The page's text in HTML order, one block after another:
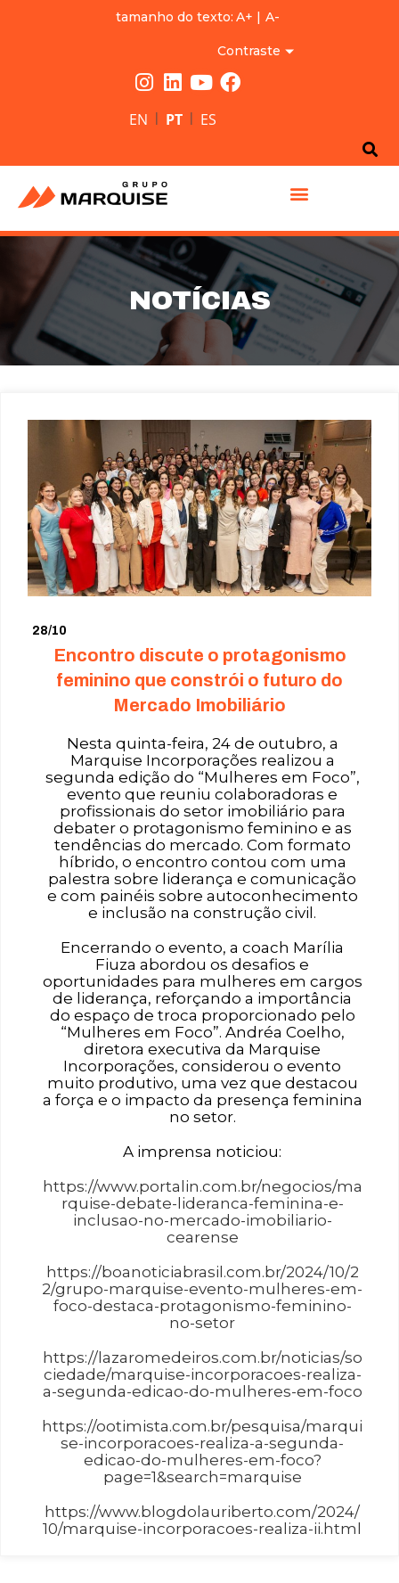
tamanho do texto: A+ | A-
Contraste
EN | PT | ES
NOTÍCIAS
28/10
Encontro discute o protagonismo
feminino que constrói o futuro do
Mercado Imobiliário
Nesta quinta-feira, 24 de outubro, a
Marquise Incorporações realizou a
segunda edição do “Mulheres em Foco”,
evento que reuniu colaboradoras e
profissionais do setor imobiliário para
debater o protagonismo feminino e as
tendências do mercado. Com formato
híbrido, o encontro contou com uma
palestra sobre liderança e comunicação
e com painéis sobre autoconhecimento
e inclusão na construção civil.
Encerrando o evento, a coach Marília
Fiuza abordou os desafios e
oportunidades para mulheres em cargos
de liderança, reforçando a importância
do espaço de troca proporcionado pelo
“Mulheres em Foco”. Andréa Coelho,
diretora executiva da Marquise
Incorporações, considerou o evento
muito produtivo, uma vez que destacou
a força e o impacto da presença feminina
no setor.
A imprensa noticiou:
https://www.portalin.com.br/negocios/ma
rquise-debate-lideranca-feminina-e-
inclusao-no-mercado-imobiliario-
cearense
https://boanoticiabrasil.com.br/2024/10/2
2/grupo-marquise-evento-mulheres-em-
foco-destaca-protagonismo-feminino-
no-setor
https://lazaromedeiros.com.br/noticias/so
ciedade/marquise-incorporacoes-realiza-
a-segunda-edicao-do-mulheres-em-foco
https://ootimista.com.br/pesquisa/marqui
se-incorporacoes-realiza-a-segunda-
edicao-do-mulheres-em-foco?
page=1&search=marquise
https://www.blogdolauriberto.com/2024/
10/marquise-incorporacoes-realiza-ii.html